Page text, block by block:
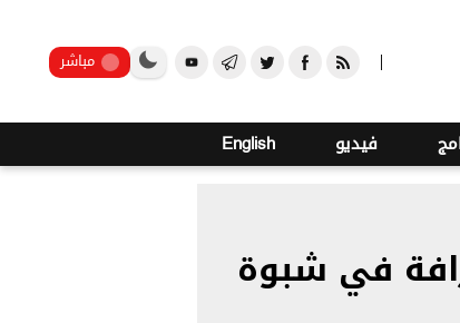
صنعاء مباشر
فيديو English
في شبوة